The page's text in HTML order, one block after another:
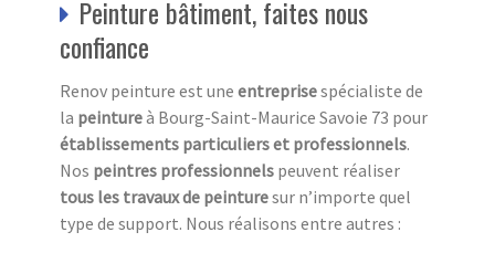
Peinture bâtiment, faites nous
confiance
Renov peinture est une entreprisespécialiste de
la peintureà Bourg-Saint-Maurice Savoie 73 pour
établissements particuliers et professionnels.
Nos peintres professionnels peuvent réaliser
tous les travaux de peinturesur n’importe quel
type de support. Nous réalisons entre autres :